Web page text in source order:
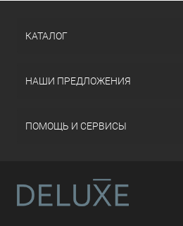
КАТАЛОГ
НАШИ ПРЕДЛОЖЕНИЯ
ПОМОЩЬ И СЕРВИСЫ